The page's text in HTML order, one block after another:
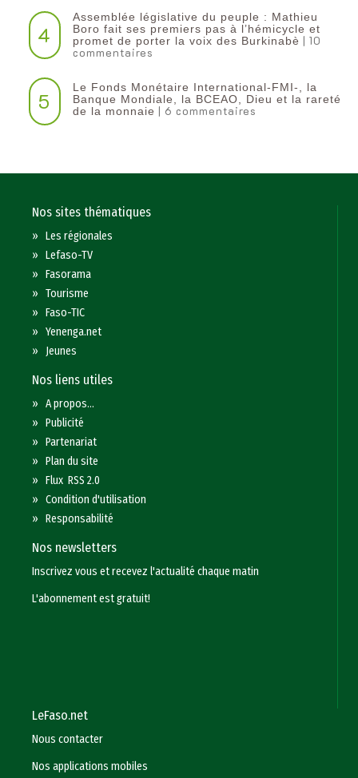
4
Assemblée législative du peuple : Mathieu
Boro fait ses premiers pas à l’hémicycle et
promet de porter la voix des Burkinabè | 10
commentaires
5
Le Fonds Monétaire International-FMI-, la
Banque Mondiale, la BCEAO, Dieu et la rareté
de la monnaie | 6 commentaires
Nos sites thématiques
»Les régionales
»Lefaso-TV
»Fasorama
»Tourisme
»Faso-TIC
»Yenenga.net
» Jeunes
Nos liens utiles
»A propos...
»Publicité
»Partenariat
»Plan du site
»Flux RSS 2.0
»Condition d'utilisation
»Responsabilité
Nos newsletters
Inscrivez vous et recevez l'actualité chaque matin
L'abonnement est gratuit!
LeFaso.net
Nous contacter
Nos applications mobiles